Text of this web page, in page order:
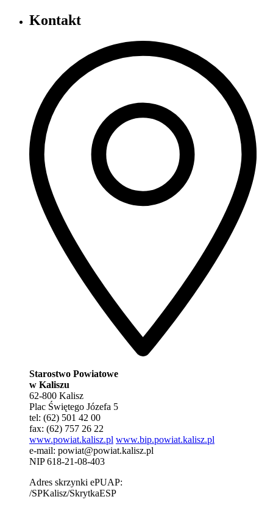
Kontakt
Starostwo Powiatowe
w Kaliszu
62-800 Kalisz
Plac Świętego Józefa 5
tel: (62) 501 42 00
fax: (62) 757 26 22
www.powiat.kalisz.pl www.bip.powiat.kalisz.pl
e-mail: powiat@powiat.kalisz.pl
NIP 618-21-08-403
Adres skrzynki ePUAP:
/SPKalisz/SkrytkaESP